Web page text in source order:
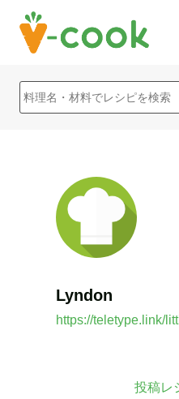
Lyndon
https://teletype.link/
投稿レ